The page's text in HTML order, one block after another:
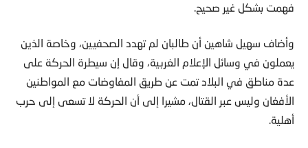
فهمت بشكل غير صحيح.
وأضاف سهيل شاهين أن طالبان لم تهدد الصحفيين، وخاصة الذين
يعملون في وسائل الإعلام الغربية، وقال إن سيطرة الحركة على
عدة مناطق في البلاد تمت عن طريق المفاوضات مع المواطنين
الأفغان وليس عبر القتال، مشيرا إلى أن الحركة لا تسعى إلى حرب
أهلية.